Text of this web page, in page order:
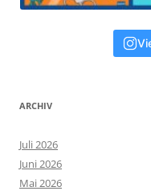
ARCHIV
Juli 2026
Juni 2026
Mai 2026